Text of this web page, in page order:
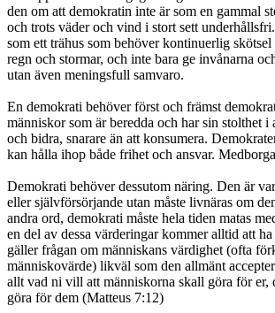
den om att demokratin inte är som en gammal
och trots väder och vind i stort sett
som ett trähus som behöver kontinuerlig skötsel
regn och stormar, och inte bara ge invånarna
utan även meningsfull samvaro.
En demokrati behöver först och främst
människor som är beredda och har sin stolthet i
och bidra, snarare än att konsumera.
kan hålla ihop både frihet och ansvar.
Demokrati behöver dessutom näring. Den är
eller självförsörjande utan måste livnäras om
andra ord, demokrati måste hela tiden matas
en del av dessa värderingar kommer alltid att
gäller frågan om människans värdighet (ofta
människovärde) likväl som den allmänt
allt vad ni vill att människorna skall göra för er,
göra för dem (Matteus 7:12)